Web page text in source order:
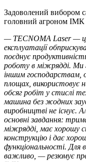
Задоволений вибором
головний агроном ІМК
— TECNOMA Laser — це
експлуатації
поєднує
роботу в міжрядді. Ми
іншим господарствам,
площах, використовує
обсяг робіт у стислі
машина без жодних
виробництві не існує.
основні завдання:
міжрядді, має хорошу
конструкцію і дає
функціональності. Для
важливо, — резюмує